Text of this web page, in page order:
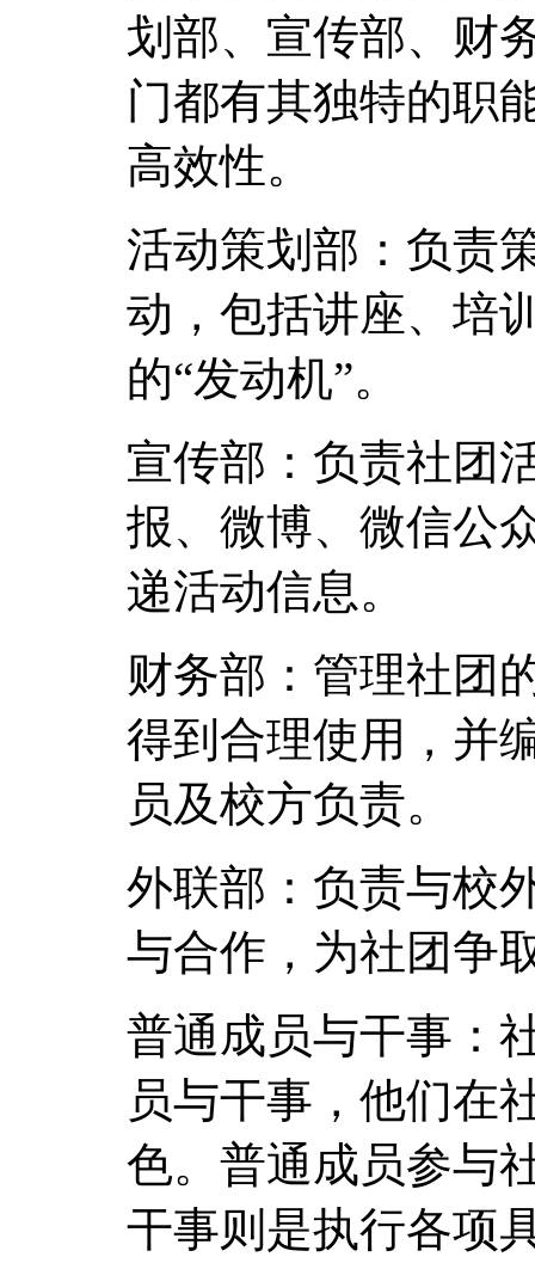
划部、宣传部、财
门都有其独特的职
高效性。
活动策划部：负责
动，包括讲座、培
的“发动机”。
宣传部：负责社团
报、微博、微信公
递活动信息。
财务部：管理社团
得到合理使用，并
员及校方负责。
外联部：负责与校
与合作，为社团争
普通成员与干事：
员与干事，他们在
色。普通成员参与
干事则是执行各项